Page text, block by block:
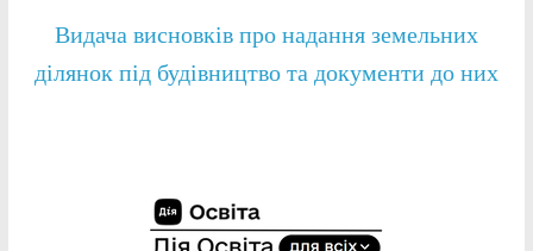
Видача висновків про надання земельних
ділянок під будівництво та документи до них